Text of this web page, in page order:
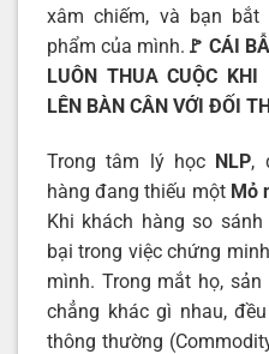
xâm chiếm, và bạn
phẩm của mình. 🚩 CÁI
LUÔN THUA CUỘC
LÊN BÀN CÂN VỚI ĐỐI
Trong tâm lý học NLP,
hàng đang thiếu một Mỏ
Khi khách hàng so
bại trong việc chứng
mình. Trong mắt họ,
chẳng khác gì nhau,
thông thường